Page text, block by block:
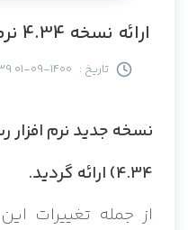
ارائه نسخه 4.34 نرم افزار رستورانی زعفران
تاریخ : 1400-09-01 12:39
نسخه جدید نرم افزار
4.34) ارائه گردید.
از جمله تغییرات